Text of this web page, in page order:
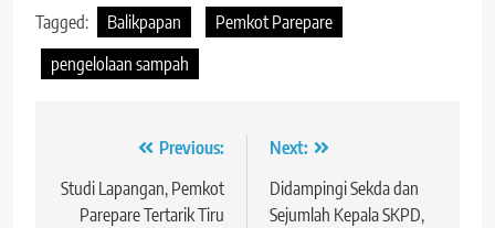
Tagged: Balikpapan
Pemkot Parepare
pengelolaan sampah
Navigasi
pos
Previous:
Studi Lapangan, Pemkot
Parepare Tertarik Tiru
Next:
Didampingi Sekda dan
Sejumlah Kepala SKPD,